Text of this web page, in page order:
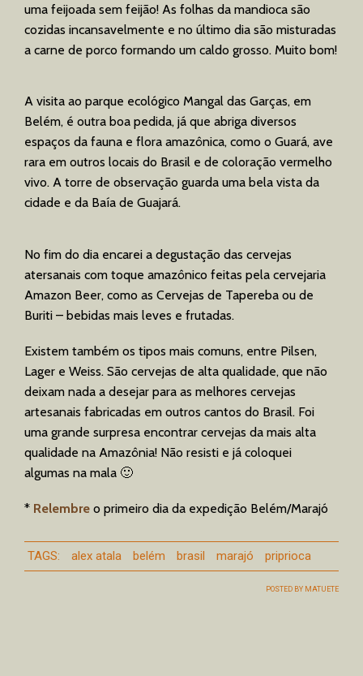
uma feijoada sem feijão! As folhas da mandioca são
cozidas incansavelmente e no último dia são misturadas
a carne de porco formando um caldo grosso. Muito bom!
A visita ao parque ecológico Mangal das Garças, em
Belém, é outra boa pedida, já que abriga diversos
espaços da fauna e flora amazônica, como o Guará, ave
rara em outros locais do Brasil e de coloração vermelho
vivo. A torre de observação guarda uma bela vista da
cidade e da Baía de Guajará.
No fim do dia encarei a degustação das cervejas
atersanais com toque amazônico feitas pela cervejaria
Amazon Beer, como as Cervejas de Tapereba ou de
Buriti – bebidas mais leves e frutadas.
Existem também os tipos mais comuns, entre Pilsen,
Lager e Weiss. São cervejas de alta qualidade, que não
deixam nada a desejar para as melhores cervejas
artesanais fabricadas em outros cantos do Brasil. Foi
uma grande surpresa encontrar cervejas da mais alta
qualidade na Amazônia! Não resisti e já coloquei
algumas na mala 🙂
* Relembre o primeiro dia da expedição Belém/Marajó
TAGS: alex atala belém brasil marajó priprioca
POSTED BY MATUETE